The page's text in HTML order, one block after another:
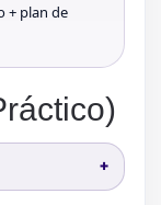
+ plan de
+